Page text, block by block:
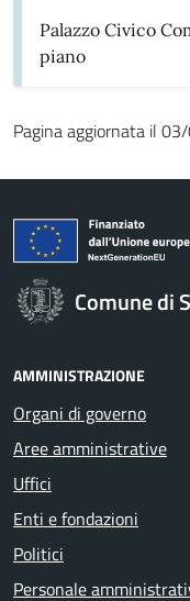
Palazzo Civico
piano
Pagina aggiornata il
Comune di
AMMINISTRAZIONE
Organi di governo
Aree amministrative
Uffici
Enti e fondazioni
Politici
Personale